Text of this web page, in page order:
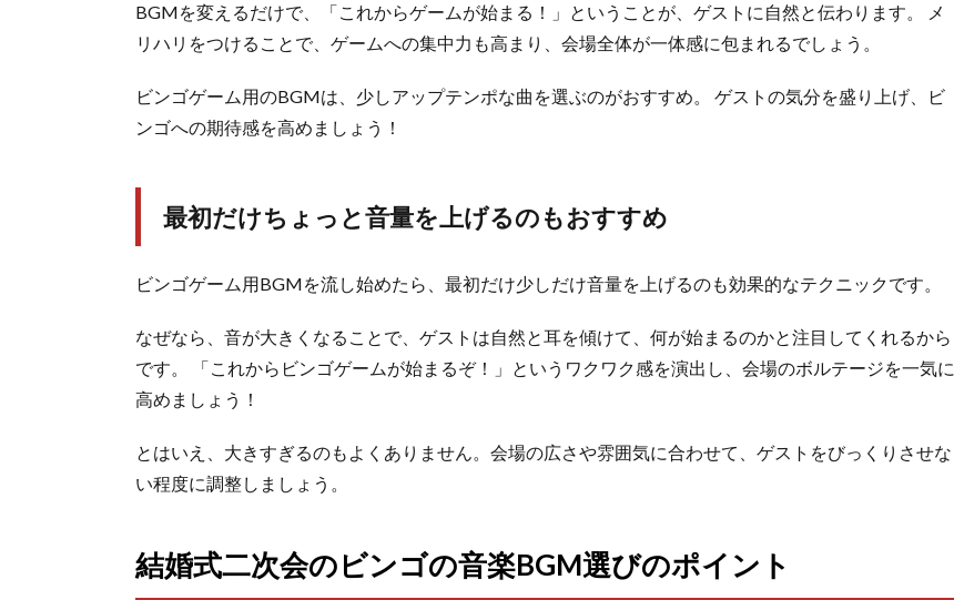
BGMを変えるだけで、「これからゲームが始まる！」ということが、ゲストに自然と伝わります。 メ
リハリをつけることで、ゲームへの集中力も高まり、会場全体が一体感に包まれるでしょう。
ビンゴゲーム用のBGMは、少しアップテンポな曲を選ぶのがおすすめ。 ゲストの気分を盛り上げ、ビ
ンゴへの期待感を高めましょう！
最初だけちょっと音量を上げるのもおすすめ
ビンゴゲーム用BGMを流し始めたら、最初だけ少しだけ音量を上げるのも効果的なテクニックです。
なぜなら、音が大きくなることで、ゲストは自然と耳を傾けて、何が始まるのかと注目してくれるから
です。 「これからビンゴゲームが始まるぞ！」というワクワク感を演出し、会場のボルテージを一気に
高めましょう！
とはいえ、大きすぎるのもよくありません。会場の広さや雰囲気に合わせて、ゲストをびっくりさせな
い程度に調整しましょう。
結婚式二次会のビンゴの音楽BGM選びのポイント